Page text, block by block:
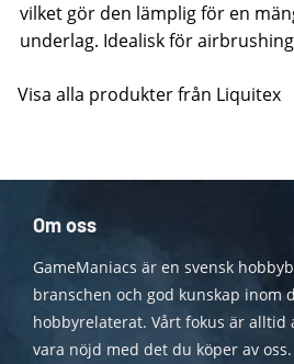
vilket gör den lämplig för en
underlag. Idealisk för
Visa alla produkter från Liquitex
Om oss
GameManiacs är en svensk
branschen och god kunskap inom
hobbyrelaterat. Vårt fokus är alltid
vara nöjd med det du köper av oss.